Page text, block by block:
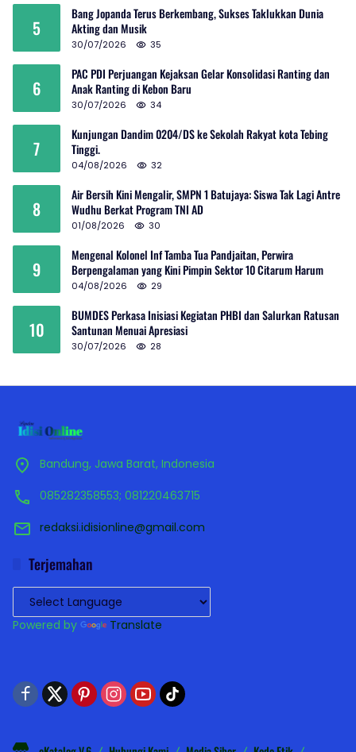
5
Bang Jopanda Terus Berkembang, Sukses Taklukkan Dunia
Akting dan Musik
30/07/2026 35
6
PAC PDI Perjuangan Kejaksan Gelar Konsolidasi Ranting dan
Anak Ranting di Kebon Baru
30/07/2026 34
7
Kunjungan Dandim 0204/DS ke Sekolah Rakyat kota Tebing
Tinggi.
04/08/2026 32
8
Air Bersih Kini Mengalir, SMPN 1 Batujaya: Siswa Tak Lagi Antre
Wudhu Berkat Program TNI AD
01/08/2026 30
9
Mengenal Kolonel Inf Tamba Tua Pandjaitan, Perwira
Berpengalaman yang Kini Pimpin Sektor 10 Citarum Harum
04/08/2026 29
10
BUMDES Perkasa Inisiasi Kegiatan PHBI dan Salurkan Ratusan
Santunan Menuai Apresiasi
30/07/2026 28
Bandung, Jawa Barat, Indonesia
085282358553; 081220463715
redaksi.idisionline@gmail.com
Terjemahan
Powered by Translate